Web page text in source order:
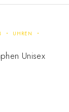
UHREN
Unisex